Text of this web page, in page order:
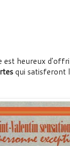
heureux
qui satisferont